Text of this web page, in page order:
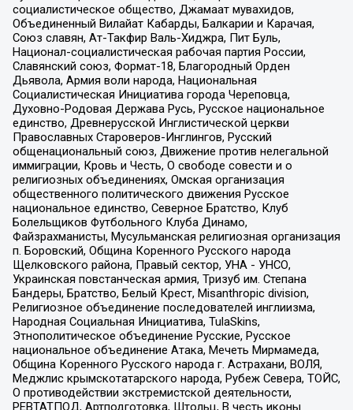
социалистическое общество, Джамаат мувахидов,
Объединенный Вилайат Кабарды, Балкарии и Карачая,
Союз славян, Ат-Такфир Валь-Хиджра, Пит Буль,
Национал-социалистическая рабочая партия России,
Славянский союз, Формат-18, Благородный Орден
Дьявола, Армия воли народа, Национальная
Социалистическая Инициатива города Череповца,
Духовно-Родовая Держава Русь, Русское национальное
единство, Древнерусской Инглистической церкви
Православных Староверов-Инглингов, Русский
общенациональный союз, Движение против нелегальной
иммиграции, Кровь и Честь, О свободе совести и о
религиозных объединениях, Омская организация
общественного политического движения Русское
национальное единство, Северное Братство, Клуб
Болельщиков Футбольного Клуба Динамо,
Файзрахманисты, Мусульманская религиозная организация
п. Боровский, Община Коренного Русского народа
Щелковского района, Правый сектор, УНА - УНСО,
Украинская повстанческая армия, Тризуб им. Степана
Бандеры, Братство, Белый Крест, Misanthropic division,
Религиозное объединение последователей инглиизма,
Народная Социальная Инициатива, TulaSkins,
Этнополитическое объединение Русские, Русское
национальное объединение Атака, Мечеть Мирмамеда,
Община Коренного Русского народа г. Астрахани, ВОЛЯ,
Меджлис крымскотатарского народа, Рубеж Севера, ТОЙС,
О противодействии экстремистской деятельности,
РЕВТАТПОД, Артподготовка, Штольц, В честь иконы